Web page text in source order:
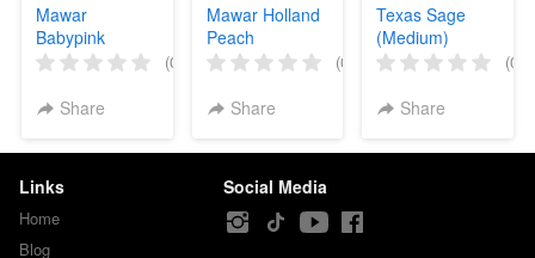
Mawar
Babypink
(Indukan)
(0)
Share
Mawar Holland
Peach
(0)
Share
Texas Sage
(Medium)
(0)
Share
Links
Home
Blog
Social Media